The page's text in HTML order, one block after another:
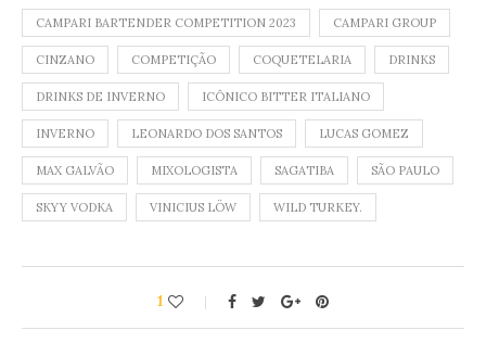
CAMPARI BARTENDER COMPETITION 2023 CAMPARI GROUP
CINZANO COMPETIÇÃO COQUETELARIA DRINKS
DRINKS DE INVERNO ICÔNICO BITTER ITALIANO
INVERNO LEONARDO DOS SANTOS LUCAS GOMEZ
MAX GALVÃO MIXOLOGISTA SAGATIBA SÃO PAULO
SKYY VODKA VINICIUS LÖW WILD TURKEY.
1